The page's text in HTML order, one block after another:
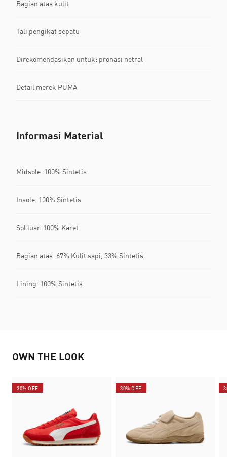
Bagian atas kulit
Tali pengikat sepatu
Direkomendasikan untuk: pronasi netral
Detail merek PUMA
Informasi Material
Midsole: 100% Sintetis
Insole: 100% Sintetis
Sol luar: 100% Karet
Bagian atas: 67% Kulit sapi, 33% Sintetis
Lining: 100% Sintetis
OWN THE LOOK
30% OFF 30% OFF